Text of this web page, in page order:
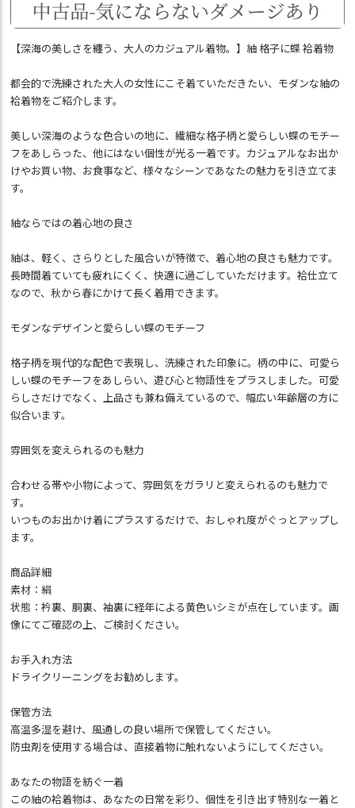
【深海の美しさを纏う、大人のカジュアル着物。】紬 格子に蝶 袷着物
都会的で洗練された大人の女性にこそ着ていただきたい、モダンな紬の
袷着物をご紹介します。
美しい深海のような色合いの地に、繊細な格子柄と愛らしい蝶のモチー
フをあしらった、他にはない個性が光る一着です。カジュアルなお出か
けやお買い物、お食事など、様々なシーンであなたの魅力を引き立てま
す。
紬ならではの着心地の良さ
紬は、軽く、さらりとした風合いが特徴で、着心地の良さも魅力です。
長時間着ていても疲れにくく、快適に過ごしていただけます。袷仕立て
なので、秋から春にかけて長く着用できます。
モダンなデザインと愛らしい蝶のモチーフ
格子柄を現代的な配色で表現し、洗練された印象に。柄の中に、可愛ら
しい蝶のモチーフをあしらい、遊び心と物語性をプラスしました。可愛
らしさだけでなく、上品さも兼ね備えているので、幅広い年齢層の方に
似合います。
雰囲気を変えられるのも魅力
合わせる帯や小物によって、雰囲気をガラリと変えられるのも魅力で
す。
いつものお出かけ着にプラスするだけで、おしゃれ度がぐっとアップし
ます。
商品詳細
素材：絹
状態：衿裏、胴裏、袖裏に経年による黄色いシミが点在しています。画
像にてご確認の上、ご検討ください。
お手入れ方法
ドライクリーニングをお勧めします。
保管方法
高温多湿を避け、風通しの良い場所で保管してください。
防虫剤を使用する場合は、直接着物に触れないようにしてください。
あなたの物語を紡ぐ一着
この紬の袷着物は、あなたの日常を彩り、個性を引き出す特別な一着と